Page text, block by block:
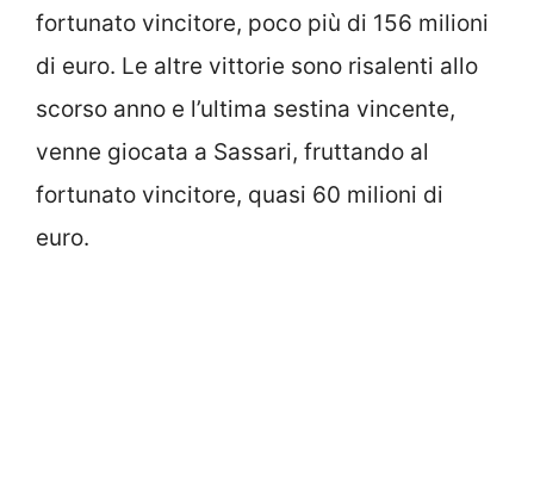
fortunato vincitore, poco più di 156 milioni
di euro. Le altre vittorie sono risalenti allo
scorso anno e l’ultima sestina vincente,
venne giocata a Sassari, fruttando al
fortunato vincitore, quasi 60 milioni di
euro.